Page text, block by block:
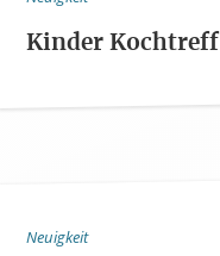
Kinder Kochtreff
Neuigkeit